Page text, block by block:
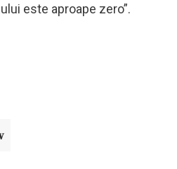
este aproape zero”.